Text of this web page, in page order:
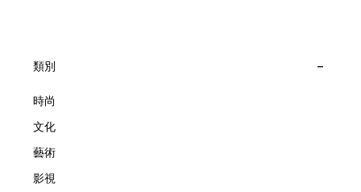
子，以及訴說時間的珠寶。每個主題展區都有精美的佈置回應
大主題展區，彰顯世家的核心價值。2010年，Van Cleef &
級鐘錶大賞（Grand Prix d'Horlogerie de Genève）中獲獎的
擁而吻。雙逆跳機芯精準驅動這場機械浪漫，讓時間不再是抽
象概念，而是心跳的律動。 故事並未完結，2025年推出的
Lady Arpels Bal des Amoureux
類別
時尚
文化
藝術
影視